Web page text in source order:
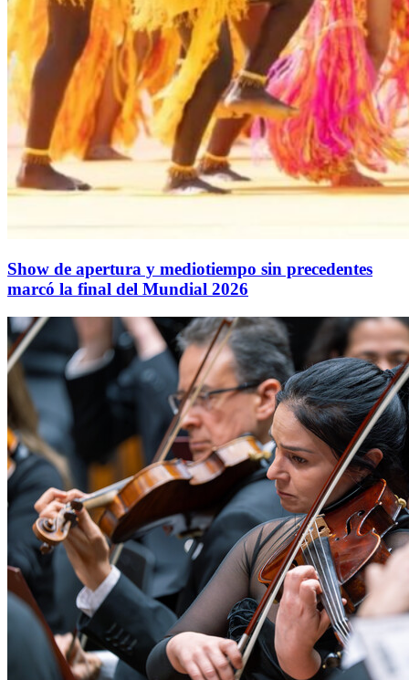
Show de apertura y mediotiempo sin precedentes
marcó la final del Mundial 2026